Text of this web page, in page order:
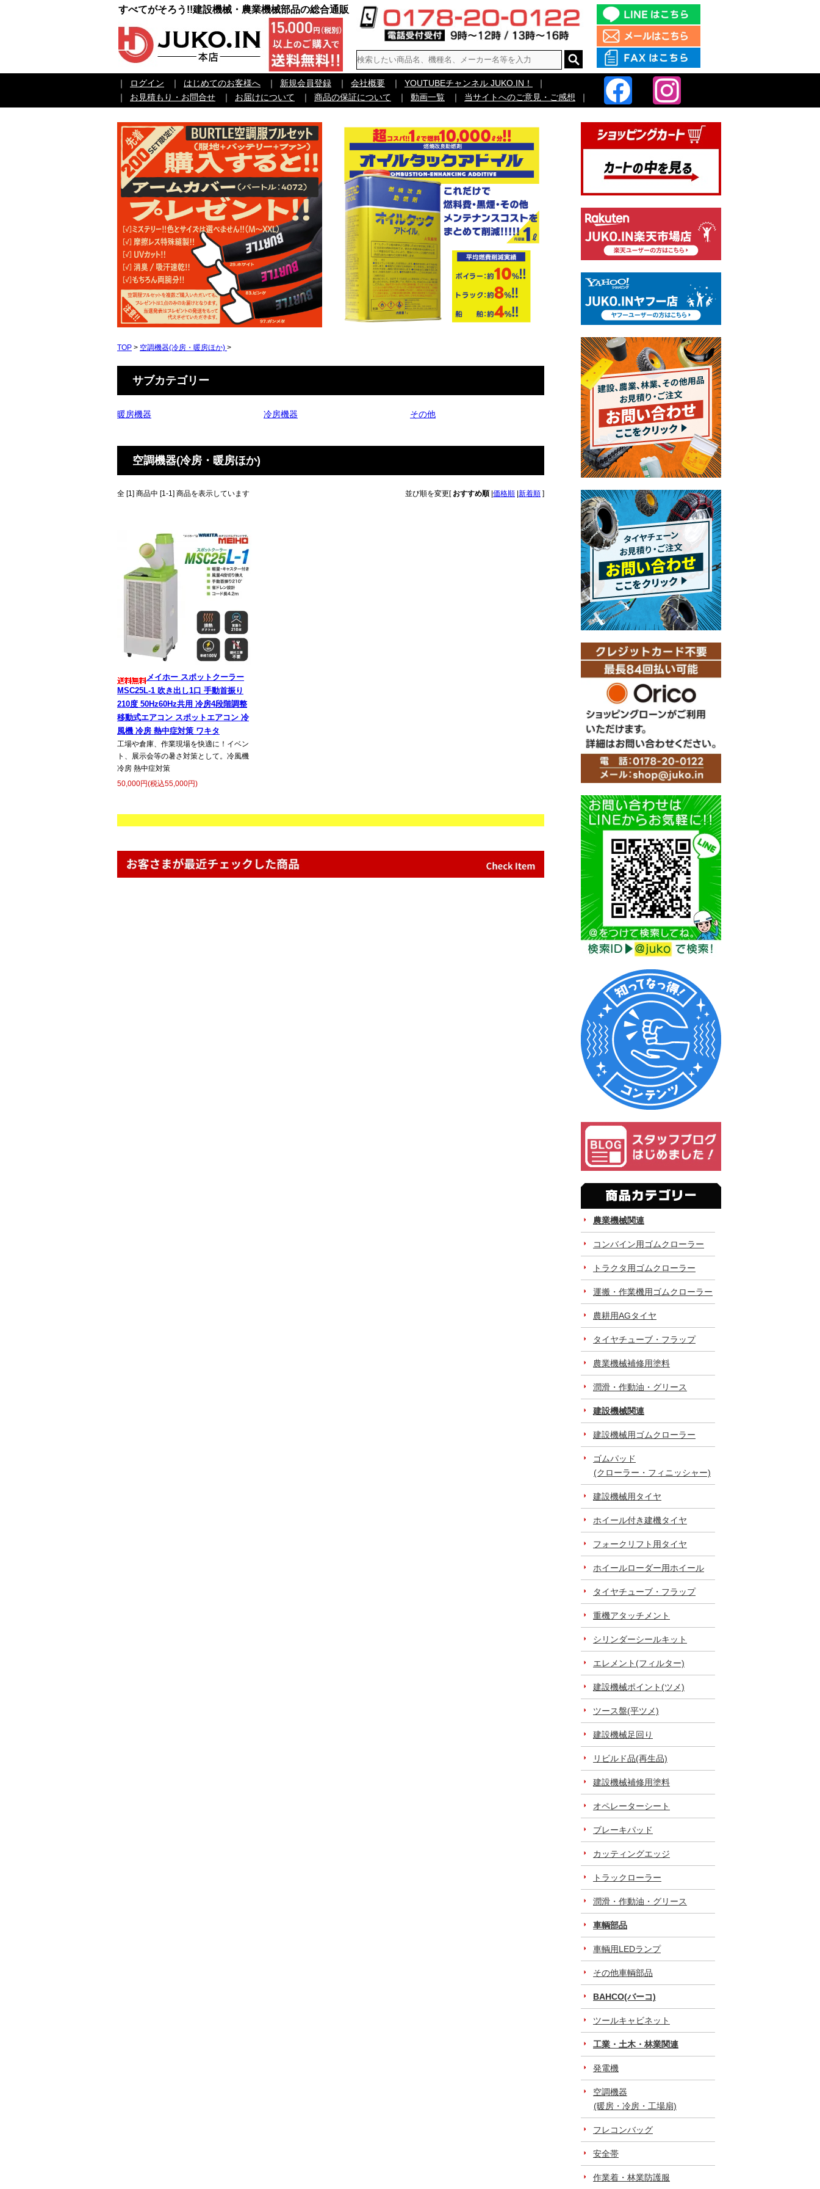
すべてがそろう!!建設機械・農業機械部品の総合通販
｜ ログイン ｜ はじめてのお客様へ ｜ 新規会員登録 ｜ 会社概要 ｜ YOUTUBEチャンネル JUKO.IN！
｜
｜
お見積もり・お問合せ ｜ お届けについて ｜ 商品の保証について ｜ 動画一覧 ｜ 当サイトへのご意見・ご感想 ｜
TOP > 空調機器(冷房・暖房ほか) >
サブカテゴリー
暖房機器 冷房機器 その他
空調機器(冷房・暖房ほか)
全 [1] 商品中 [1-1] 商品を表示しています 並び順を変更[ おすすめ順 価格順 新着順 ]
メイホー スポットクーラー
MSC25L-1 吹き出し1口 手動首振り
210度 50Hz60Hz共用 冷房4段階調整
移動式エアコン スポットエアコン 冷
風機 冷房 熱中症対策 ワキタ
工場や倉庫、作業現場を快適に！イベン
ト、展示会等の暑さ対策として。冷風機
冷房 熱中症対策
50,000円(税込55,000円)
農業機械関連
コンバイン用ゴムクローラー
トラクタ用ゴムクローラー
運搬・作業機用ゴムクローラー
農耕用AGタイヤ
タイヤチューブ・フラップ
農業機械補修用塗料
潤滑・作動油・グリース
建設機械関連
建設機械用ゴムクローラー
ゴムパッド
(クローラー・フィニッシャー)
建設機械用タイヤ
ホイール付き建機タイヤ
フォークリフト用タイヤ
ホイールローダー用ホイール
タイヤチューブ・フラップ
重機アタッチメント
シリンダーシールキット
エレメント(フィルター)
建設機械ポイント(ツメ)
ツース盤(平ツメ)
建設機械足回り
リビルド品(再生品)
建設機械補修用塗料
オペレーターシート
ブレーキパッド
カッティングエッジ
トラックローラー
潤滑・作動油・グリース
車輌部品
車輌用LEDランプ
その他車輌部品
BAHCO(バーコ)
ツールキャビネット
工業・土木・林業関連
発電機
空調機器
(暖房・冷房・工場扇)
フレコンバッグ
安全帯
作業着・林業防護服